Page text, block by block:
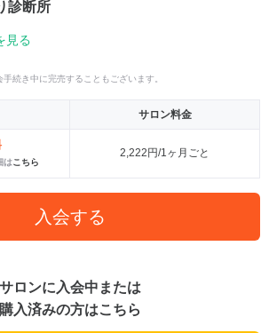
診断所
見る
手続き中に完売することもございます。
サロン料金
はこちら
2,222円/1ヶ月ごと
入会する
サロンに入会中または
購入済みの方はこちら